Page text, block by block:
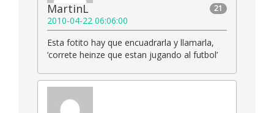
21
MartinL
2010-04-22 06:06:00
Esta fotito hay que encuadrarla y llamarla,
‘correte heinze que estan jugando al futbol’